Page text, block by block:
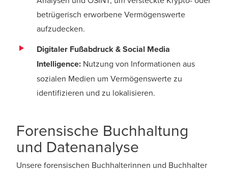
betrügerisch erworbene Vermögenswerte
aufzudecken.
Digitaler Fußabdruck & Social Media
Intelligence: Nutzung von Informationen aus
sozialen Medien um Vermögenswerte zu
identifizieren und zu lokalisieren.
Forensische Buchhaltung
und Datenanalyse
Unsere forensischen Buchhalterinnen und Buchhalter